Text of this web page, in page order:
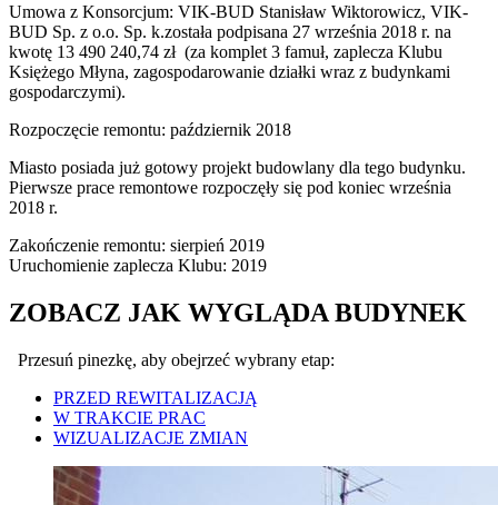
Umowa z Konsorcjum: VIK-BUD Stanisław Wiktorowicz, VIK-
BUD Sp. z o.o. Sp. k.została podpisana 27 września 2018 r. na
kwotę 13 490 240,74 zł (za komplet 3 famuł, zaplecza Klubu
Księżego Młyna, zagospodarowanie działki wraz z budynkami
gospodarczymi).
Rozpoczęcie remontu: październik 2018
Miasto posiada już gotowy projekt budowlany dla tego budynku.
Pierwsze prace remontowe rozpoczęły się pod koniec września
2018 r.
Zakończenie remontu: sierpień 2019
Uruchomienie zaplecza Klubu: 2019
ZOBACZ JAK WYGLĄDA BUDYNEK
Przesuń pinezkę, aby obejrzeć wybrany etap:
PRZED REWITALIZACJĄ
W TRAKCIE PRAC
WIZUALIZACJE ZMIAN